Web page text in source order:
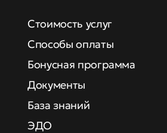
Стоимость услуг
Способы оплаты
Бонусная программа
Документы
База знаний
ЭДО